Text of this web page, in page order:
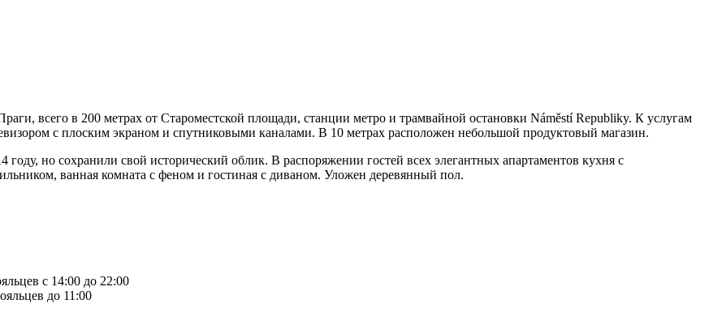
всего в 200 метрах от Староместской площади, станции метро и трамвайной остановки Náměstí Republiky. К услугам
с плоским экраном и спутниковыми каналами. В 10 метрах расположен небольшой продуктовый магазин.
но сохранили свой исторический облик. В распоряжении гостей всех элегантных апартаментов кухня с
ванная комната с феном и гостиная с диваном. Уложен деревянный пол.
с 14:00 до 22:00
до 11:00